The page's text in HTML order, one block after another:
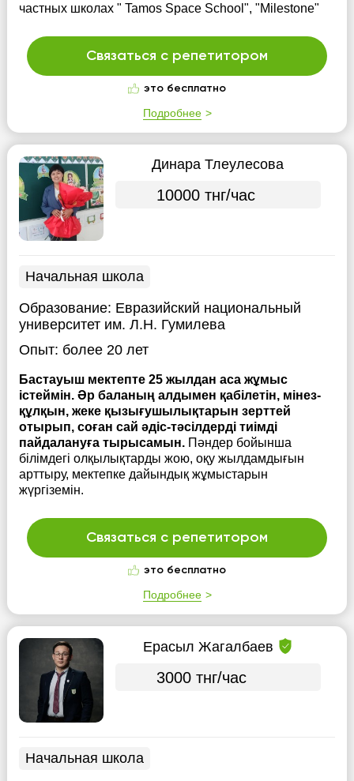
частных школах " Tamos Space School", "Milestone"
Связаться с репетитором
это бесплатно
Подробнее
Динара Тлеулесова
10000 тнг/час
Начальная школа
Образование: Евразийский национальный
университет им. Л.Н. Гумилева
Опыт: более 20 лет
Бастауыш мектепте 25 жылдан аса жұмыс
істеймін. Әр баланың алдымен қабілетін, мінез-
құлқын, жеке қызығушылықтарын зерттей
отырып, соған сай әдіс-тәсілдерді тиімді
пайдалануға тырысамын. Пәндер бойынша
білімдегі олқылықтарды жою, оқу жылдамдығын
арттыру, мектепке дайындық жұмыстарын
жүргіземін.
Связаться с репетитором
это бесплатно
Подробнее
Ерасыл Жагалбаев
3000 тнг/час
Начальная школа